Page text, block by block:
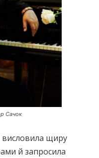
Сачок
висловила щиру
й запросила